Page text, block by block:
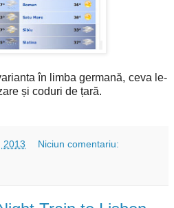
în limba germană, ceva le-
și coduri de țară.
2013 Niciun comentariu: